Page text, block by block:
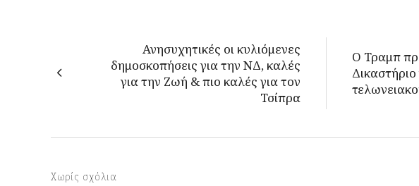
Ανησυχητικές οι κυλιόμενες
δημοσκοπήσεις για την ΝΔ, καλές
για την Ζωή & πιο καλές για τον
Τσίπρα
Ο Τραμπ
Χωρίς σχόλια